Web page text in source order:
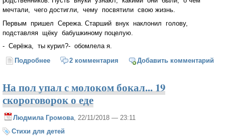
мечтали, чего достигли, чему посвятили свою жизнь.
Первым пришел Сережа. Старший внук наклонил голову,
подставляя щёку бабушкиному поцелую.
- Серёжа, ты курил?- обомлела я.
Подробнее о Я же не трус
2 комментария Добавить комментарий
На пол упал с молоком бокал... 19
скороговорок о еде
Людмила Громова , 22/11/2018 — 23:11
Стихи для детей